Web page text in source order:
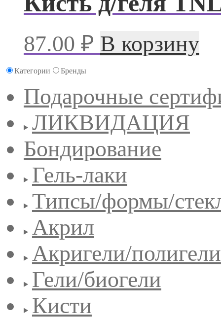
87.00 ₽ В корзину
Категории Бренды
Подарочные
ЛИКВИДАЦИЯ
Бондирование
Гель-лаки
Типсы/формы/
Акрил
Акригели/полигели
Гели/биогели
Кисти